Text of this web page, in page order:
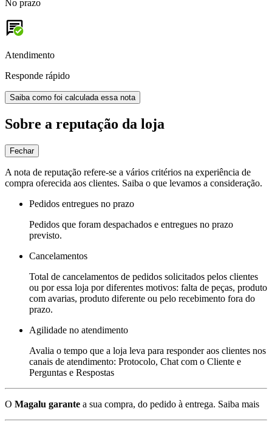
No prazo
Atendimento
Responde rápido
Saiba como foi calculada essa nota
Sobre a reputação da loja
Fechar
A nota de reputação refere-se a vários critérios na experiência de
compra oferecida aos clientes. Saiba o que levamos a consideração.
Pedidos entregues no prazo
Pedidos que foram despachados e entregues no prazo
previsto.
Cancelamentos
Total de cancelamentos de pedidos solicitados pelos clientes
ou por essa loja por diferentes motivos: falta de peças, produto
com avarias, produto diferente ou pelo recebimento fora do
prazo.
Agilidade no atendimento
Avalia o tempo que a loja leva para responder aos clientes nos
canais de atendimento: Protocolo, Chat com o Cliente e
Perguntas e Respostas
O Magalu garante a sua compra, do pedido à entrega. Saiba mais